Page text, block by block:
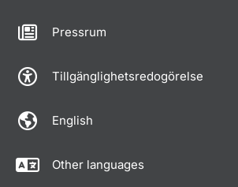
Pressrum
Tillgänglighetsredogörelse
English
Other languages